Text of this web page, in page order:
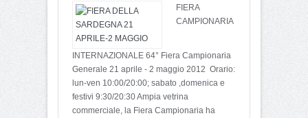
FIERA
CAMPIONARIA
INTERNAZIONALE 64° Fiera Campionaria
Generale 21 aprile - 2 maggio 2012 Orario:
lun-ven 10:00/20:00; sabato ,domenica e
festivi 9:30/20:30 Ampia vetrina
commerciale, la Fiera Campionaria ha